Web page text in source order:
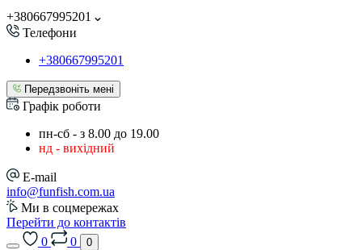
+380667995201
Телефони
+380667995201
Передзвоніть мені
Графік роботи
пн-сб - з 8.00 до 19.00
нд - вихідний
E-mail
info@funfish.com.ua
Ми в соцмережах
Перейти до контактів
0
0 0